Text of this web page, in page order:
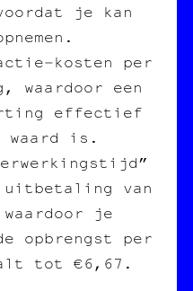
je kan
per
waardoor een
effectief
waard is.
uitbetaling van
je
opbrengst per
tot €6,67.